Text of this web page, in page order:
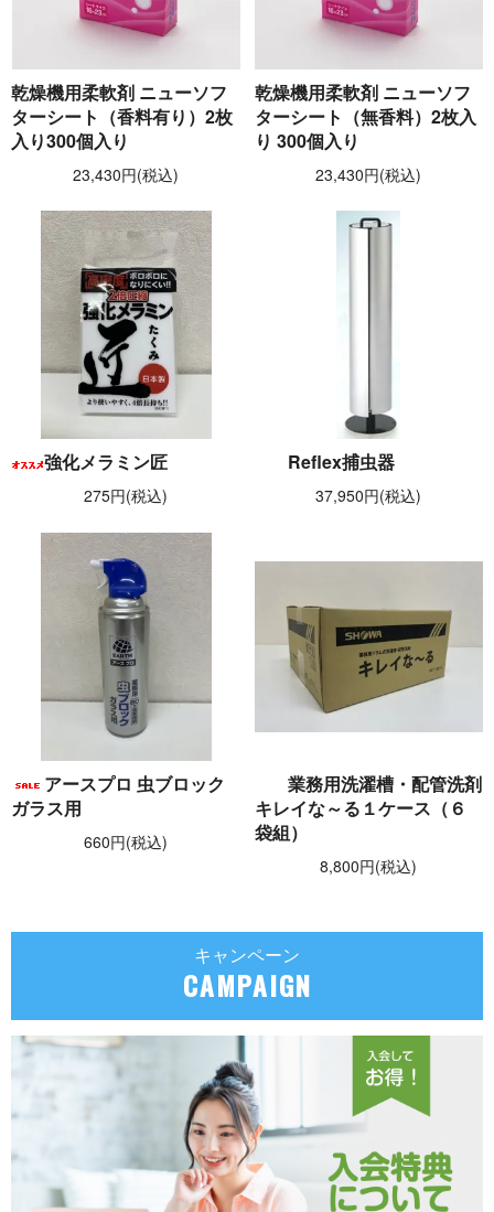
乾燥機用柔軟剤 ニューソフ
ターシート（香料有り）2枚
入り300個入り
23,430円(税込)
乾燥機用柔軟剤 ニューソフ
ターシート（無香料）2枚入
り 300個入り
23,430円(税込)
強化メラミン匠
275円(税込)
Reflex捕虫器
37,950円(税込)
アースプロ 虫ブロック
ガラス用
660円(税込)
業務用洗濯槽・配管洗剤
キレイな～る１ケース（６
袋組）
8,800円(税込)
キャンペーン
CAMPAIGN